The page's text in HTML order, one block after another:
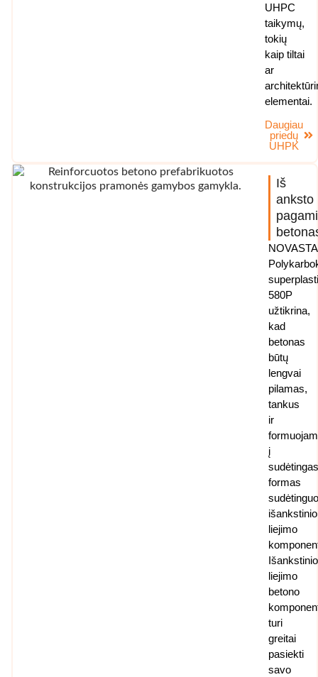
UHPC
taikymų,
tokių
kaip tiltai
ar
elementai.
Daugiau
priedų
UHPK
Iš
anksto
580P
užtikrina,
kad
betonas
būtų
lengvai
pilamas,
tankus
ir
į
formas
išankstinio
liejimo
Išankstinio
liejimo
betono
turi
greitai
pasiekti
savo